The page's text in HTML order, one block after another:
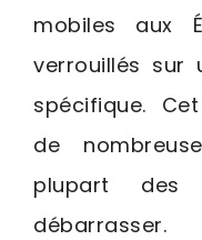
mobiles aux
verrouillés sur
spécifique.
de
plupart des